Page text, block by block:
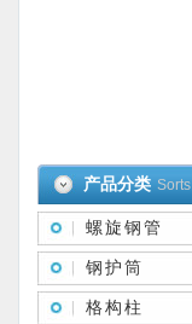
产品分类 Sorts
螺旋钢管
钢护筒
格构柱